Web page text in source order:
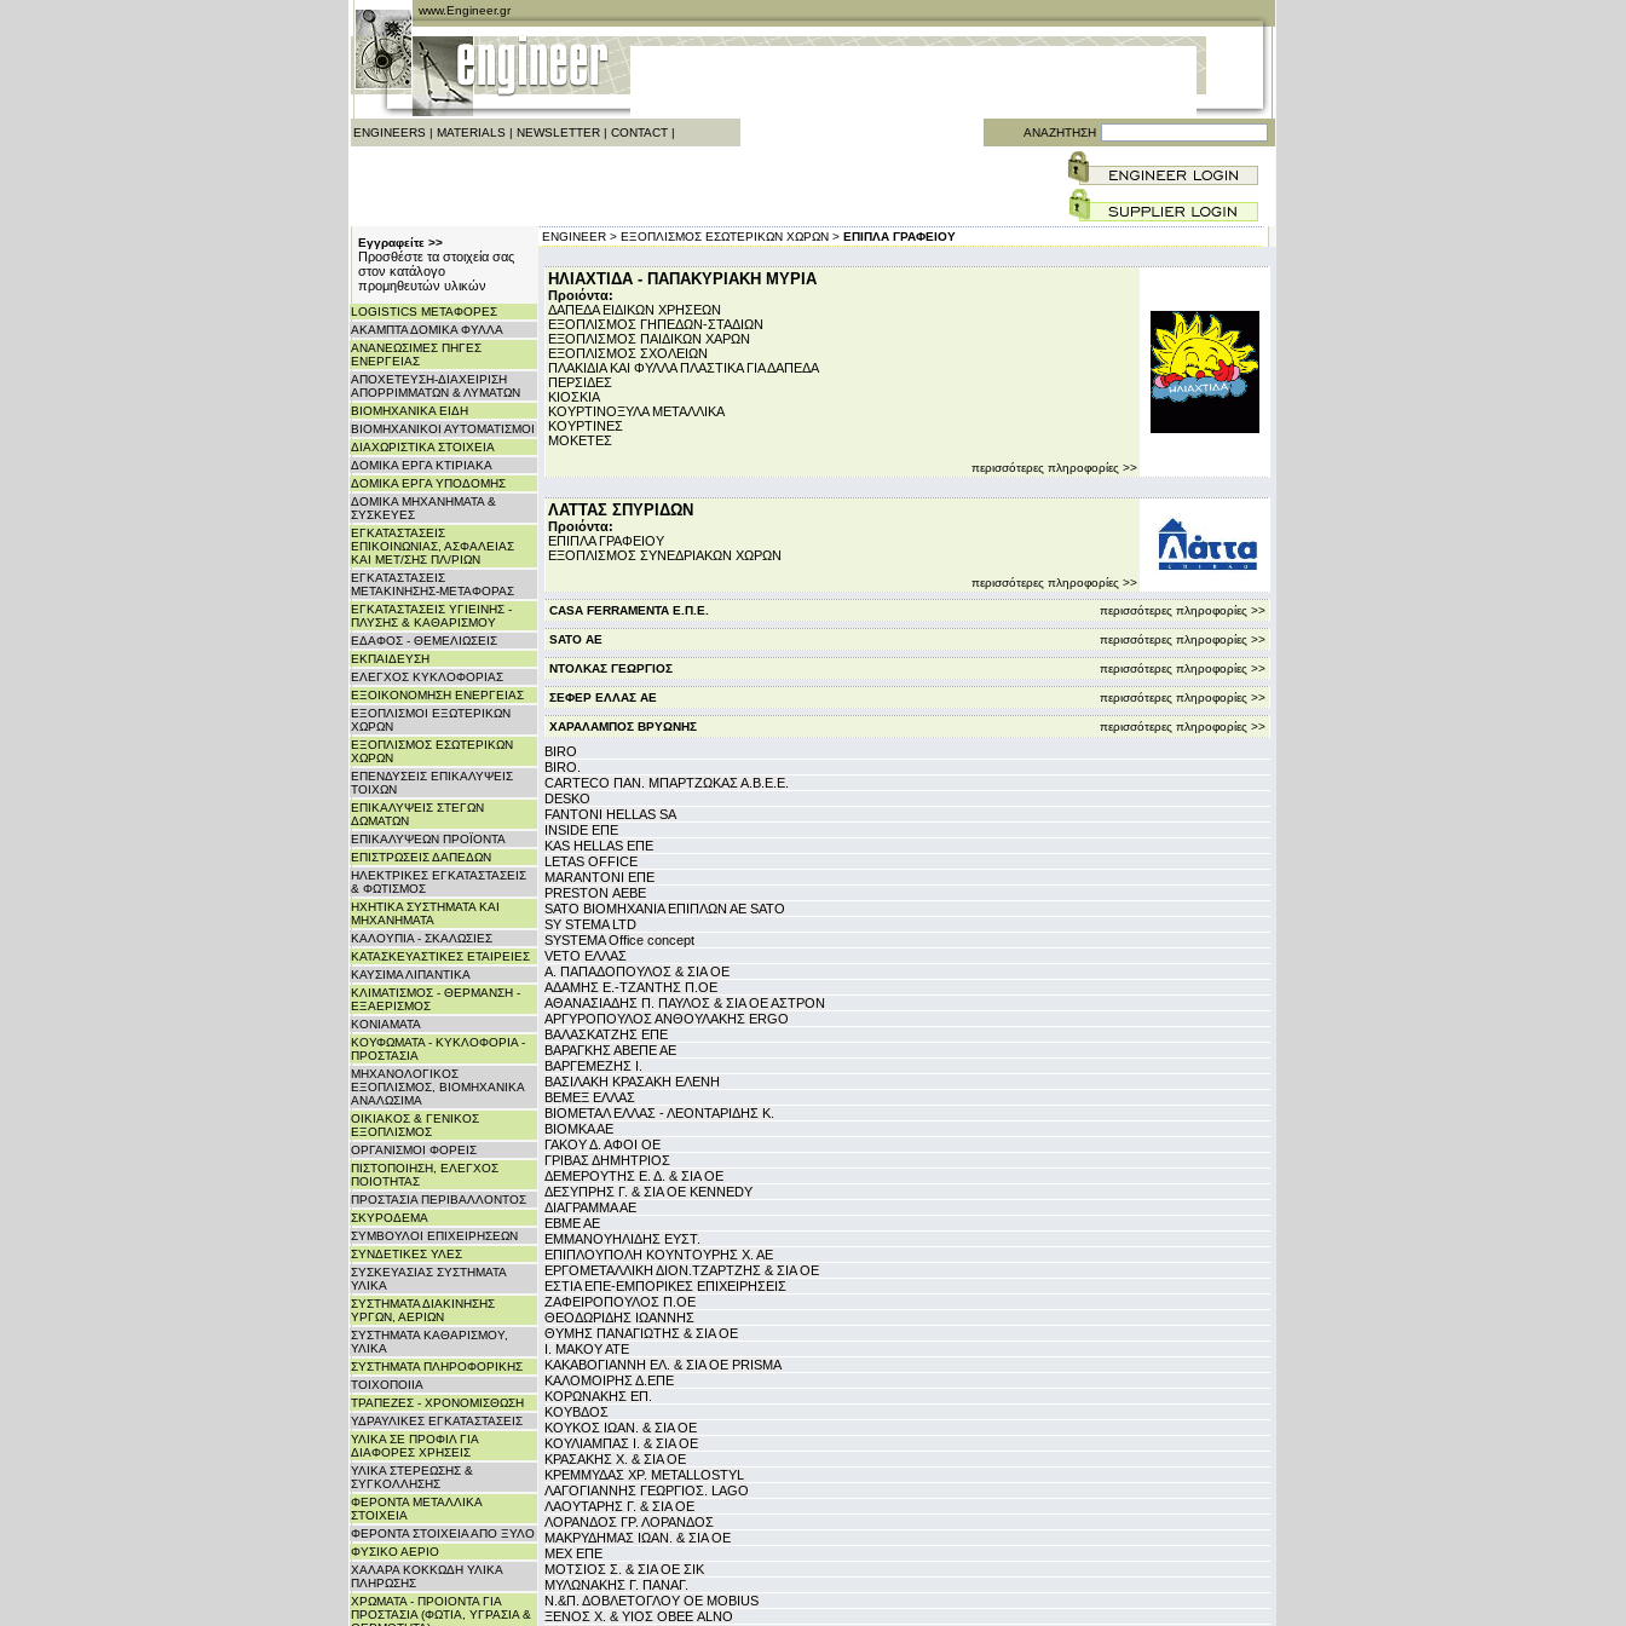
www.Engineer.gr
ENGINEERS | MATERIALS | NEWSLETTER| CONTACT| ΑΝΑΖΗΤΗΣΗ
Εγγραφείτε >>
Προσθέστε τα στοιχεία σας
στον κατάλογο
προμηθευτών υλικών
LOGISTICS ΜΕΤΑΦΟΡΕΣ
ΑΚΑΜΠΤΑ ΔΟΜΙΚΑ ΦΥΛΛΑ
ΑΝΑΝΕΩΣΙΜΕΣ ΠΗΓΕΣ
ΕΝΕΡΓΕΙΑΣ
ΑΠΟΧΕΤΕΥΣΗ-ΔΙΑΧΕΙΡΙΣΗ
ΑΠΟΡΡΙΜΜΑΤΩΝ & ΛΥΜΑΤΩΝ
ΒΙΟΜΗΧΑΝΙΚΑ ΕΙΔΗ
ΒΙΟΜΗΧΑΝΙΚΟΙ ΑΥΤΟΜΑΤΙΣΜΟΙ
ΔΙΑΧΩΡΙΣΤΙΚΑ ΣΤΟΙΧΕΙΑ
ΔΟΜΙΚΑ ΕΡΓΑ ΚΤΙΡΙΑΚΑ
ΔΟΜΙΚΑ ΕΡΓΑ ΥΠΟΔΟΜΗΣ
ΔΟΜΙΚΑ ΜΗΧΑΝΗΜΑΤΑ &
ΣΥΣΚΕΥΕΣ
ΕΓΚΑΤΑΣΤΑΣΕΙΣ
ΕΠΙΚΟΙΝΩΝΙΑΣ, ΑΣΦΑΛΕΙΑΣ
ΚΑΙ ΜΕΤ/ΣΗΣ ΠΛ/ΡΙΩΝ
ΕΓΚΑΤΑΣΤΑΣΕΙΣ
ΜΕΤΑΚΙΝΗΣΗΣ-ΜΕΤΑΦΟΡΑΣ
ΕΓΚΑΤΑΣΤΑΣΕΙΣ ΥΓΙΕΙΝΗΣ -
ΠΛΥΣΗΣ & ΚΑΘΑΡΙΣΜΟΥ
ΕΔΑΦΟΣ - ΘΕΜΕΛΙΩΣΕΙΣ
ΕΚΠΑΙΔΕΥΣΗ
ΕΛΕΓΧΟΣ ΚΥΚΛΟΦΟΡΙΑΣ
ΕΞΟΙΚΟΝΟΜΗΣΗ ΕΝΕΡΓΕΙΑΣ
ΕΞΟΠΛΙΣΜΟΙ ΕΞΩΤΕΡΙΚΩΝ
ΧΩΡΩΝ
ΕΞΟΠΛΙΣΜΟΣ ΕΣΩΤΕΡΙΚΩΝ
ΧΩΡΩΝ
ΕΠΕΝΔΥΣΕΙΣ ΕΠΙΚΑΛΥΨΕΙΣ
ΤΟΙΧΩΝ
ΕΠΙΚΑΛΥΨΕΙΣ ΣΤΕΓΩΝ
ΔΩΜΑΤΩΝ
ΕΠΙΚΑΛΥΨΕΩΝ ΠΡΟΪΟΝΤΑ
ΕΠΙΣΤΡΩΣΕΙΣ ΔΑΠΕΔΩΝ
ΗΛΕΚΤΡΙΚΕΣ ΕΓΚΑΤΑΣΤΑΣΕΙΣ
& ΦΩΤΙΣΜΟΣ
ΗΧΗΤΙΚΑ ΣΥΣΤΗΜΑΤΑ ΚΑΙ
ΜΗΧΑΝΗΜΑΤΑ
ΚΑΛΟΥΠΙΑ - ΣΚΑΛΩΣΙΕΣ
ΚΑΤΑΣΚΕΥΑΣΤΙΚΕΣ ΕΤΑΙΡΕΙΕΣ
ΚΑΥΣΙΜΑ ΛΙΠΑΝΤΙΚΑ
ΚΛΙΜΑΤΙΣΜΟΣ - ΘΕΡΜΑΝΣΗ -
ΕΞΑΕΡΙΣΜΟΣ
ΚΟΝΙΑΜΑΤΑ
ΚΟΥΦΩΜΑΤΑ - ΚΥΚΛΟΦΟΡΙΑ -
ΠΡΟΣΤΑΣΙΑ
ΜΗΧΑΝΟΛΟΓΙΚΟΣ
ΕΞΟΠΛΙΣΜΟΣ, ΒΙΟΜΗΧΑΝΙΚΑ
ΑΝΑΛΩΣΙΜΑ
ΟΙΚΙΑΚΟΣ & ΓΕΝΙΚΟΣ
ΕΞΟΠΛΙΣΜΟΣ
ΟΡΓΑΝΙΣΜΟΙ ΦΟΡΕΙΣ
ΠΙΣΤΟΠΟΙΗΣΗ, ΕΛΕΓΧΟΣ
ΠΟΙΟΤΗΤΑΣ
ΠΡΟΣΤΑΣΙΑ ΠΕΡΙΒΑΛΛΟΝΤΟΣ
ΣΚΥΡΟΔΕΜΑ
ΣΥΜΒΟΥΛΟΙ ΕΠΙΧΕΙΡΗΣΕΩΝ
ΣΥΝΔΕΤΙΚΕΣ ΥΛΕΣ
ΣΥΣΚΕΥΑΣΙΑΣ ΣΥΣΤΗΜΑΤΑ
ΥΛΙΚΑ
ΣΥΣΤΗΜΑΤΑ ΔΙΑΚΙΝΗΣΗΣ
ΥΡΓΩΝ, ΑΕΡΙΩΝ
ΣΥΣΤΗΜΑΤΑ ΚΑΘΑΡΙΣΜΟΥ,
ΥΛΙΚΑ
ΣΥΣΤΗΜΑΤΑ ΠΛΗΡΟΦΟΡΙΚΗΣ
ΤΟΙΧΟΠΟΙΙΑ
ΤΡΑΠΕΖΕΣ - ΧΡΟΝΟΜΙΣΘΩΣΗ
ΥΔΡΑΥΛΙΚΕΣ ΕΓΚΑΤΑΣΤΑΣΕΙΣ
ΥΛΙΚΑ ΣΕ ΠΡΟΦΙΛ ΓΙΑ
ΔΙΑΦΟΡΕΣ ΧΡΗΣΕΙΣ
ΥΛΙΚΑ ΣΤΕΡΕΩΣΗΣ &
ΣΥΓΚΟΛΛΗΣΗΣ
ΦΕΡΟΝΤΑ ΜΕΤΑΛΛΙΚΑ
ΣΤΟΙΧΕΙΑ
ΦΕΡΟΝΤΑ ΣΤΟΙΧΕΙΑ ΑΠΟ ΞΥΛΟ
ΦΥΣΙΚΟ ΑΕΡΙΟ
ΧΑΛΑΡΑ ΚΟΚΚΩΔΗ ΥΛΙΚΑ
ΠΛΗΡΩΣΗΣ
ΧΡΩΜΑΤΑ - ΠΡΟΙΟΝΤΑ ΓΙΑ
ΠΡΟΣΤΑΣΙΑ (ΦΩΤΙΑ, ΥΓΡΑΣΙΑ &
ENGINEER > ΕΞΟΠΛΙΣΜΟΣ ΕΣΩΤΕΡΙΚΩΝ ΧΩΡΩΝ > ΕΠΙΠΛΑ ΓΡΑΦΕΙΟΥ
ΗΛΙΑΧΤΙΔΑ - ΠΑΠΑΚΥΡΙΑΚΗ ΜΥΡΙΑ
Προιόντα:
ΔΑΠΕΔΑ ΕΙΔΙΚΩΝ ΧΡΗΣΕΩΝ
ΕΞΟΠΛΙΣΜΟΣ ΓΗΠΕΔΩΝ-ΣΤΑΔΙΩΝ
ΕΞΟΠΛΙΣΜΟΣ ΠΑΙΔΙΚΩΝ ΧΑΡΩΝ
ΕΞΟΠΛΙΣΜΟΣ ΣΧΟΛΕΙΩΝ
ΠΛΑΚΙΔΙΑ ΚΑΙ ΦΥΛΛΑ ΠΛΑΣΤΙΚΑ ΓΙΑ ΔΑΠΕΔΑ
ΠΕΡΣΙΔΕΣ
ΚΙΟΣΚΙΑ
ΚΟΥΡΤΙΝΟΞΥΛΑ ΜΕΤΑΛΛΙΚΑ
ΚΟΥΡΤΙΝΕΣ
ΜΟΚΕΤΕΣ
περισσότερες πληροφορίες >>
ΛΑΤΤΑΣ ΣΠΥΡΙΔΩΝ
Προιόντα:
ΕΠΙΠΛΑ ΓΡΑΦΕΙΟΥ
ΕΞΟΠΛΙΣΜΟΣ ΣΥΝΕΔΡΙΑΚΩΝ ΧΩΡΩΝ
περισσότερες πληροφορίες >>
CASA FERRAMENTA Ε.Π.Ε. περισσότερες πληροφορίες >>
SATO ΑΕ περισσότερες πληροφορίες >>
ΝΤΟΛΚΑΣ ΓΕΩΡΓΙΟΣ περισσότερες πληροφορίες >>
ΣΕΦΕΡ ΕΛΛΑΣ ΑΕ περισσότερες πληροφορίες >>
ΧΑΡΑΛΑΜΠΟΣ ΒΡΥΩΝΗΣ περισσότερες πληροφορίες >>
BIRO
BIRO.
CARTECO ΠΑΝ. ΜΠΑΡΤΖΩΚΑΣ Α.Β.Ε.Ε.
DESKO
FANTONI HELLAS SA
INSIDE ΕΠΕ
KAS HELLAS ΕΠΕ
LETAS OFFICE
MARANTONI ΕΠΕ
PRESTON ΑΕΒΕ
SATO ΒΙΟΜΗΧΑΝΙΑ ΕΠΙΠΛΩΝ ΑΕ SATO
SY STEMA LTD
SYSTEMA Office concept
VETO ΕΛΛΑΣ
Α. ΠΑΠΑΔΟΠΟΥΛΟΣ & ΣΙΑ ΟΕ
ΑΔΑΜΗΣ Ε.-ΤΖΑΝΤΗΣ Π.ΟΕ
ΑΘΑΝΑΣΙΑΔΗΣ Π. ΠΑΥΛΟΣ & ΣΙΑ ΟΕ ΑΣΤΡΟΝ
ΑΡΓΥΡΟΠΟΥΛΟΣ ΑΝΘΟΥΛΑΚΗΣ ERGO
ΒΑΛΑΣΚΑΤΖΗΣ ΕΠΕ
ΒΑΡΑΓΚΗΣ ΑΒΕΠΕ ΑΕ
ΒΑΡΓΕΜΕΖΗΣ Ι.
ΒΑΣΙΛΑΚΗ ΚΡΑΣΑΚΗ ΕΛΕΝΗ
ΒΕΜΕΞ ΕΛΛΑΣ
ΒΙΟΜΕΤΑΛ ΕΛΛΑΣ - ΛΕΟΝΤΑΡΙΔΗΣ Κ.
ΒΙΟΜΚΑ ΑΕ
ΓΑΚΟΥ Δ. ΑΦΟΙ ΟΕ
ΓΡΙΒΑΣ ΔΗΜΗΤΡΙΟΣ
ΔΕΜΕΡΟΥΤΗΣ Ε. Δ. & ΣΙΑ ΟΕ
ΔΕΣΥΠΡΗΣ Γ. & ΣΙΑ ΟΕ KENNEDY
ΔΙΑΓΡΑΜΜΑ ΑΕ
ΕΒΜΕ ΑΕ
ΕΜΜΑΝΟΥΗΛΙΔΗΣ ΕΥΣΤ.
ΕΠΙΠΛΟΥΠΟΛΗ ΚΟΥΝΤΟΥΡΗΣ Χ. ΑΕ
ΕΡΓΟΜΕΤΑΛΛΙΚΗ ΔΙΟΝ.ΤΖΑΡΤΖΗΣ & ΣΙΑ ΟΕ
ΕΣΤΙΑ ΕΠΕ-ΕΜΠΟΡΙΚΕΣ ΕΠΙΧΕΙΡΗΣΕΙΣ
ΖΑΦΕΙΡΟΠΟΥΛΟΣ Π.ΟΕ
ΘΕΟΔΩΡΙΔΗΣ ΙΩΑΝΝΗΣ
ΘΥΜΗΣ ΠΑΝΑΓΙΩΤΗΣ & ΣΙΑ ΟΕ
Ι. ΜΑΚΟΥ ΑΤΕ
ΚΑΚΑΒΟΓΙΑΝΝΗ ΕΛ. & ΣΙΑ ΟΕ PRISMA
ΚΑΛΟΜΟΙΡΗΣ Δ.ΕΠΕ
ΚΟΡΩΝΑΚΗΣ ΕΠ.
ΚΟΥΒΔΟΣ
ΚΟΥΚΟΣ ΙΩΑΝ. & ΣΙΑ ΟΕ
ΚΟΥΛΙΑΜΠΑΣ Ι. & ΣΙΑ ΟΕ
ΚΡΑΣΑΚΗΣ Χ. & ΣΙΑ ΟΕ
ΚΡΕΜΜΥΔΑΣ ΧΡ. METALLOSTYL
ΛΑΓΟΓΙΑΝΝΗΣ ΓΕΩΡΓΙΟΣ. LAGO
ΛΑΟΥΤΑΡΗΣ Γ. & ΣΙΑ ΟΕ
ΛΟΡΑΝΔΟΣ ΓΡ. ΛΟΡΑΝΔΟΣ
ΜΑΚΡΥΔΗΜΑΣ ΙΩΑΝ. & ΣΙΑ ΟΕ
ΜΕΧ ΕΠΕ
ΜΟΤΣΙΟΣ Σ. & ΣΙΑ ΟΕ ΣΙΚ
ΜΥΛΩΝΑΚΗΣ Γ. ΠΑΝΑΓ.
Ν.&Π. ΔΟΒΛΕΤΟΓΛΟΥ ΟΕ MOBIUS
ΞΕΝΟΣ Χ. & ΥΙΟΣ ΟΒΕΕ ALNO